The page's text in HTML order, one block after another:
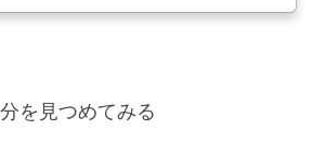
を見つめてみる